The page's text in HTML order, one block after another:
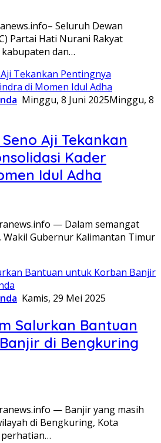
Seluruh Dewan
Partai Hati Nurani Rakyat
dan…
Minggu, 8 Juni 2025Minggu, 8
Aji Tekankan
Kader
Idul Adha
— Dalam semangat
Wakil Gubernur Kalimantan Timur
Kamis, 29 Mei 2025
Salurkan Bantuan
di Bengkuring
— Banjir yang masih
di Bengkuring, Kota
perhatian…